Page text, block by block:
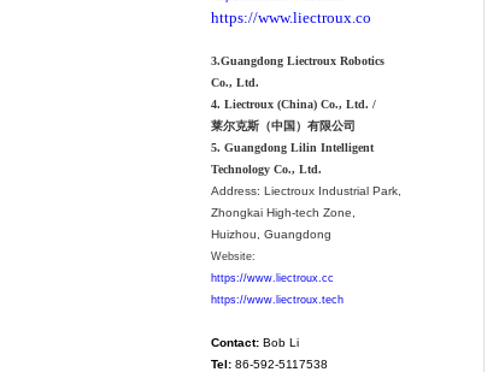
https://www.liectroux.co
3.Guangdong Liectroux Robotics
Co., Ltd.
4. Liectroux (China) Co., Ltd. /
莱尔克斯（中国）有限公司
5. Guangdong Lilin Intelligent
Technology Co., Ltd.
Address: Liectroux Industrial Park,
Zhongkai High-tech Zone,
Huizhou, Guangdong
Website:
https://www.liectroux.cc
https://www.liectroux.tech
Contact:Bob Li
Tel:86-592-5117538